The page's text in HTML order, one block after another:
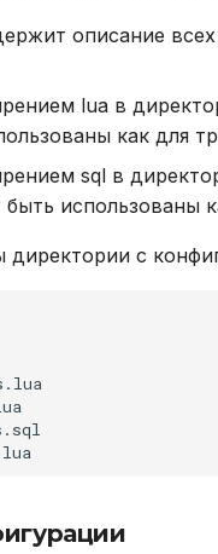
описание
lua в
как для
sql в
быть использованы
с